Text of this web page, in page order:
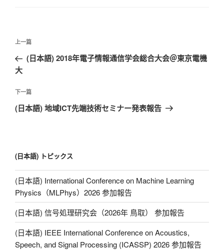
文
导
航
上
一
篇
章
上一篇
(日本語) 2018年電子情報通信学会総合大会＠東京電機
大
下
一
下一篇
(日本語) 地域ICT先端技術セミナー発表報告
(日本語) トピックス
(日本語) International Conference on Machine Learning
Physics（MLPhys）2026 参加報告
(日本語) 信号処理研究会（2026年 鳥取） 参加報告
(日本語) IEEE International Conference on Acoustics,
Speech, and Signal Processing (ICASSP) 2026 参加報告